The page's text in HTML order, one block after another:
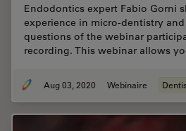
Endodontics expert Fabio Gorni
experience in micro-dentistry
questions of the webinar
recording. This webinar allows
Aug 03, 2020 Webinaire